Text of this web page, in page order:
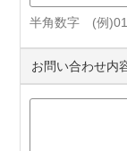
半角数字 (例
お問い合わせ内